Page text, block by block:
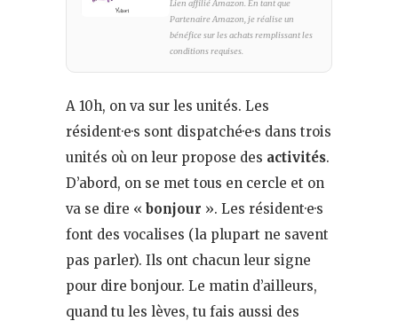
Lien affilié Amazon. En tant que
Partenaire Amazon, je réalise un
bénéfice sur les achats remplissant les
conditions requises.
A 10h, on va sur les unités. Les
résident·e·s sont dispatché·e·s dans trois
unités où on leur propose des activités.
D’abord, on se met tous en cercle et on
va se dire « bonjour ». Les résident·e·s
font des vocalises (la plupart ne savent
pas parler). Ils ont chacun leur signe
pour dire bonjour. Le matin d’ailleurs,
quand tu les lèves, tu fais aussi des